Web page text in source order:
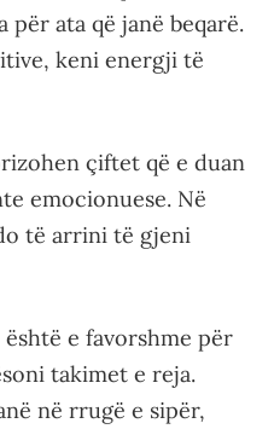
për ata që janë beqarë.
keni energji të
çiftet që e duan
emocionuese. Në
të arrini të gjeni
e favorshme për
takimet e reja.
në rrugë e sipër,